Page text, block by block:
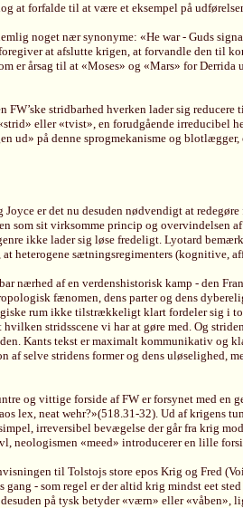
at forfalde til at være et eksempel på
noget nær synonyme: «He war - Guds
at afslutte krigen, at forvandle den til
er årsag til at «Moses» og «Mars» for
FW’ske stridbarhed hverken lader sig
eller «tvist», en forudgående
ud» på denne sprogmekanisme og
er det nu desuden nødvendigt at
som sit virksomme princip og overvindelsen
ikke lader sig løse fredeligt. Lyotard
at heterogene sætningsregimenters
nærhed af en verdenshistorisk kamp - den
fænomen, dens parter og dens
rum ikke tilstrækkeligt klart fordeler sig i
stridsscene vi har at gøre med. Og
Kants tekst er maximalt kommunikativ og
selve stridens former og dens uløselighed,
og vittige forside af FW er forsynet med
lex, neat wehr?»(518.31-32). Ud af krigens
irreversibel bevægelse der går fra krig
neologismen «meed» introducerer en lille
til Tolstojs store epos Krig og Fred
gang - som regel er der altid krig mindst eet
på tysk betyder «værn» eller «våben»,